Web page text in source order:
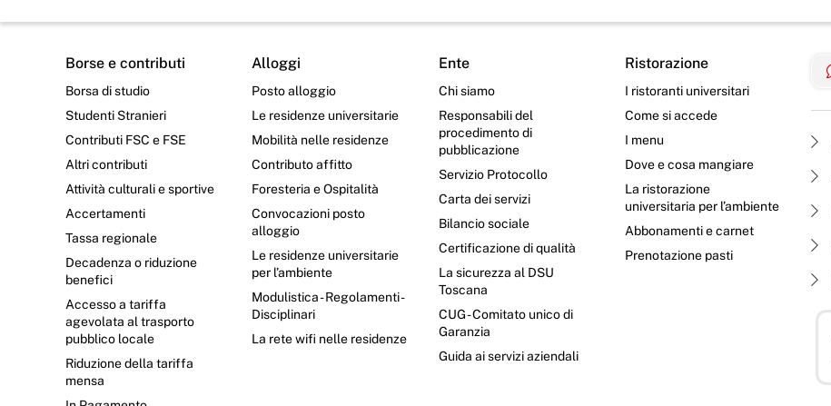
Borse e contributi
Borsa di studio
Studenti Stranieri
Contributi FSC e FSE
Altri contributi
Attività culturali e sportive
Accertamenti
Tassa regionale
Decadenza o riduzione
benefici
Accesso a tariffa
agevolata al trasporto
pubblico locale
Riduzione della tariffa
mensa
Alloggi
Posto alloggio
Le residenze universitarie
Mobilità nelle residenze
Contributo affitto
Foresteria e Ospitalità
Convocazioni posto
alloggio
Le residenze universitarie
per l’ambiente
Modulistica - Regolamenti -
Disciplinari
La rete wifi nelle residenze
Ente
Chi siamo
Responsabili del
procedimento di
pubblicazione
Servizio Protocollo
Carta dei servizi
Bilancio sociale
Certificazione di qualità
La sicurezza al DSU
Toscana
CUG - Comitato unico di
Garanzia
Guida ai servizi aziendali
Ristorazione
I ristoranti universitari
Come si accede
I menu
Dove e cosa mangiare
La ristorazione
universitaria per l’ambiente
Abbonamenti e carnet
Prenotazione pasti